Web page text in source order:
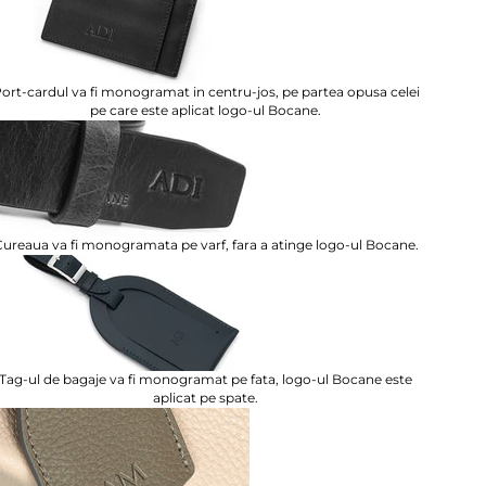
cardul va fi monogramat in centru-jos, pe partea opusa celei
pe care este aplicat logo-ul Bocane.
va fi monogramata pe varf, fara a atinge logo-ul Bocane.
Tag-ul de bagaje va fi monogramat pe fata, logo-ul Bocane este
aplicat pe spate.